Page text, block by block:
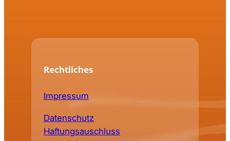
Rechtliches
Impressum
Datenschutz
Haftungsauschluss